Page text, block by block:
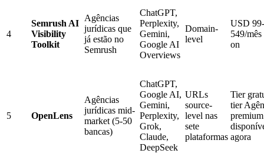
4
Semrush AI
Visibility
Toolkit
Agências
jurídicas que
já estão no
Semrush
ChatGPT,
Perplexity,
Gemini,
Google AI
Overviews
Domain-
level
USD 99-
549/mês
on
5 OpenLens
Agências
jurídicas mid-
market (5-50
bancas)
ChatGPT,
Google AI,
Gemini,
Perplexity,
Grok,
Claude,
DeepSeek
URLs
source-
level nas
sete
plataformas
Tier
tier
premium
agora